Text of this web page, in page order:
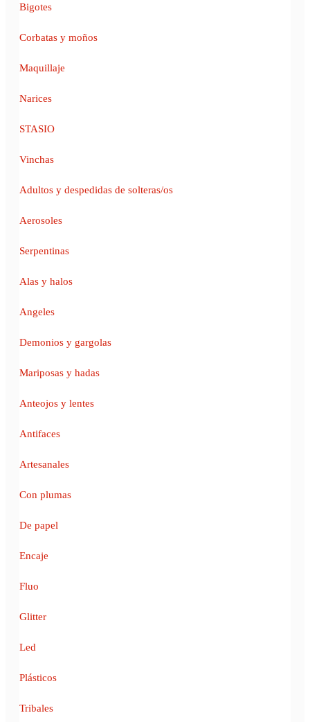
Bigotes
Corbatas y moños
Maquillaje
Narices
STASIO
Vinchas
Adultos y despedidas de solteras/os
Aerosoles
Serpentinas
Alas y halos
Angeles
Demonios y gargolas
Mariposas y hadas
Anteojos y lentes
Antifaces
Artesanales
Con plumas
De papel
Encaje
Fluo
Glitter
Led
Plásticos
Tribales